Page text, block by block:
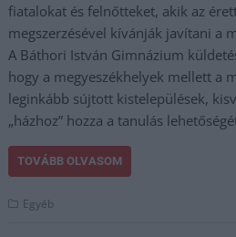
fiatalokat és felnőtteket, akik az
megszerzésével kívánják javítani a
A Báthori István Gimnázium
hogy a megyeszékhelyek mellett a
leginkább sújtott kistelepülések,
„házhoz” hozza a tanulás
TOVÁBB OLVASOM
Egyéb